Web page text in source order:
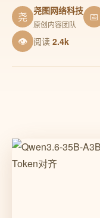
尧 尧图网络科技
原创内容团队
📅
👁 阅读 2.4k